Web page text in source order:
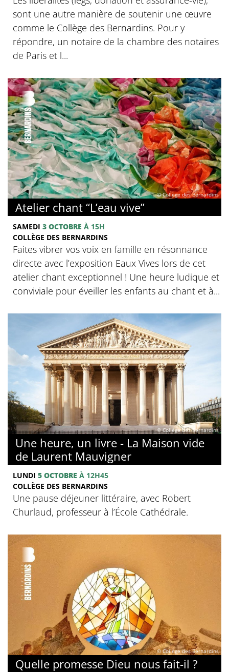
sont une autre manière de soutenir une œuvre
comme le Collège des Bernardins. Pour y
répondre, un notaire de la chambre des notaires
de Paris et l...
© Collège des Bernardins
Atelier chant “L’eau vive”
SAMEDI 3 OCTOBRE À 15H
COLLÈGE DES BERNARDINS
Faites vibrer vos voix en famille en résonnance
directe avec l’exposition Eaux Vives lors de cet
atelier chant exceptionnel ! Une heure ludique et
conviviale pour éveiller les enfants au chant et à...
© Collège des Bernardins
Une heure, un livre - La Maison vide
de Laurent Mauvigner
LUNDI 5 OCTOBRE À 12H45
COLLÈGE DES BERNARDINS
Une pause déjeuner littéraire, avec Robert
Churlaud, professeur à l’École Cathédrale.
© Collège des Bernardins
Quelle promesse Dieu nous fait-il ?